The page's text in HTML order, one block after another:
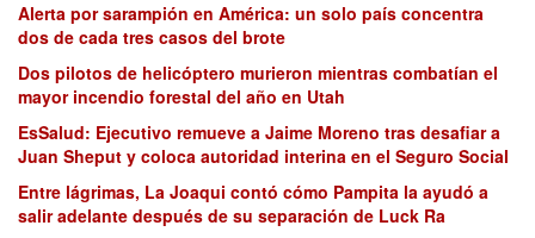
Alerta por sarampión en América: un solo país concentra
dos de cada tres casos del brote
Dos pilotos de helicóptero murieron mientras combatían el
mayor incendio forestal del año en Utah
EsSalud: Ejecutivo remueve a Jaime Moreno tras desafiar a
Juan Sheput y coloca autoridad interina en el Seguro Social
Entre lágrimas, La Joaqui contó cómo Pampita la ayudó a
salir adelante después de su separación de Luck Ra